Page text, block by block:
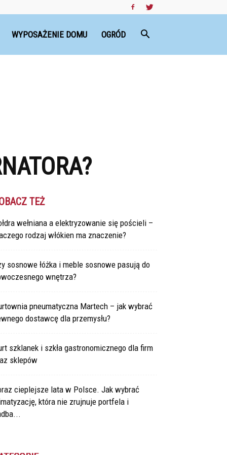
WYPOSAŻENIE DOMU OGRÓD
TEŻ
wełniana a elektryzowanie się pościeli –
rodzaj włókien ma znaczenie?
sosnowe łóżka i meble sosnowe pasują do
wnętrza?
pneumatyczna Martech – jak wybrać
dostawcę dla przemysłu?
szklanek i szkła gastronomicznego dla firm
sklepów
cieplejsze lata w Polsce. Jak wybrać
która nie zrujnuje portfela i